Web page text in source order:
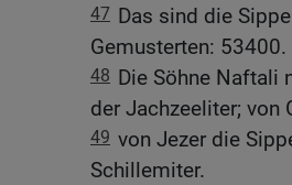
47 Das sind die
Gemusterten: 53400.
48 Die Söhne Naftali
der Jachzeeliter; von
49 von Jezer die
Schillemiter.